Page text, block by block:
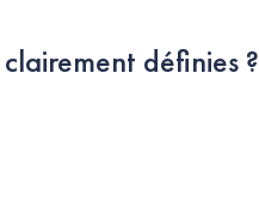
définies ?